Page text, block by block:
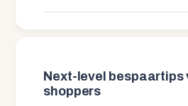
Next-level bespaartips
shoppers